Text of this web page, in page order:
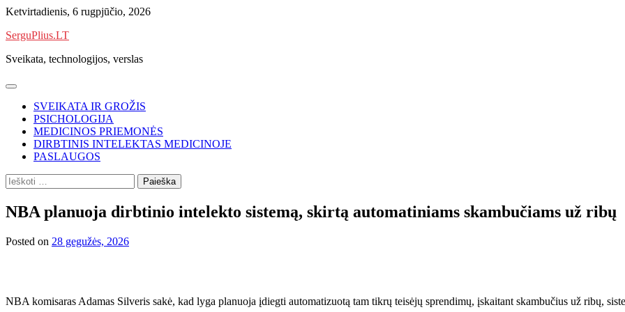
Skip
content
Ketvirtadienis, 6 rugpjūčio, 2026
SerguPlius.LT
Sveikata, technologijos, verslas
SVEIKATA IR GROŽIS
PSICHOLOGIJA
MEDICINOS PRIEMONĖS
DIRBTINIS INTELEKTAS MEDICINOJE
PASLAUGOS
Ieškoti:
NBA planuoja dirbtinio intelekto sistemą, skirtą automatiniams skambučiams už ribų
Posted on 28 gegužės, 2026
NBA komisaras Adamas Silveris sakė, kad lyga planuoja įdiegti automatizuotą tam tikrų teisėjų sprendimų, įskaitant skambučius už ribų,